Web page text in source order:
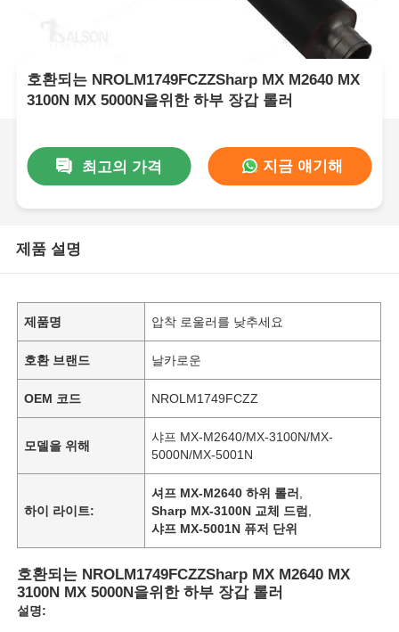
호환되는 NROLM1749FCZZSharp MX M2640 MX
3100N MX 5000N을위한 하부 장갑 롤러
최고의 가격 지금 얘기해
제품 설명
제품명 압착 로울러를 낮추세요
호환 브랜드 날카로운
OEM 코드 NROLM1749FCZZ
모델을 위해
샤프 MX-M2640/MX-3100N/MX-
5000N/MX-5001N
하이 라이트:
셔프 MX-M2640 하위 롤러
Sharp MX-3100N 교체 드럼
샤프 MX-5001N 퓨저 단위
호환되는 NROLM1749FCZZSharp MX M2640 MX
3100N MX 5000N을위한 하부 장갑 롤러
설명: